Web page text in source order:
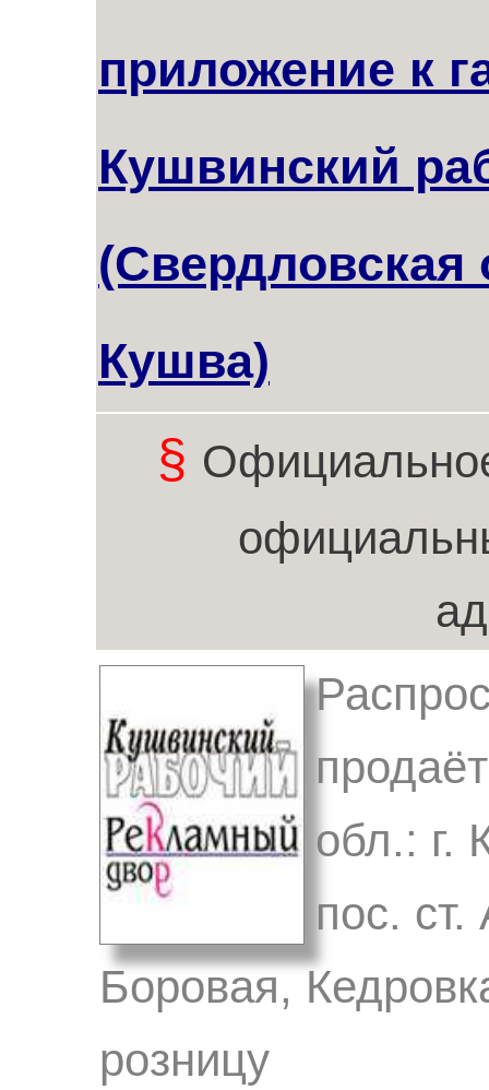
приложение к
Кушвинский
(Свердловская
Кушва)
§
обл.: г.
пос.
Боровая,
розницу